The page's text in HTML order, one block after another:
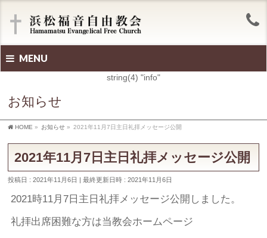
MENU
string(4) "info"
お知らせ
HOME » お知らせ » 2021年11月7日主日礼拝メッセージ公開
2021年11月7日主日礼拝メッセージ公開
投稿日 : 2021年11月6日 最終更新日時 : 2021年11月6日
2021時11月7日主日礼拝メッセージ公開しました。
礼拝出席困難な方は当教会ホームページ